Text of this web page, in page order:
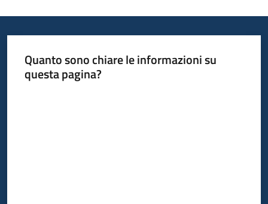
Quanto sono chiare le informazioni su
questa pagina?